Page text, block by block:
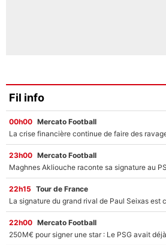
Fil info
00h00 Mercato Football
23h00 Mercato Football
22h15 Tour de France
22h00 Mercato Football